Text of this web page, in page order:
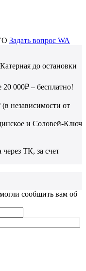
Задать вопрос WA
до остановки
000₽ – бесплатно!
независимости от
и Соловей-Ключ
ТК, за счет
сообщить вам об